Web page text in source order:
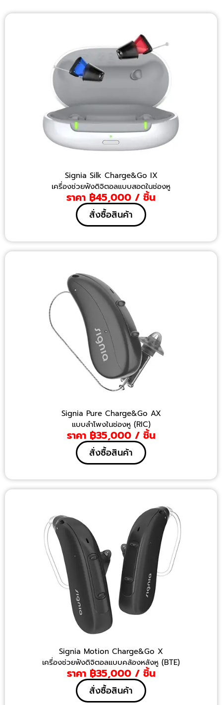
Signia Silk Charge&Go IX
เครื่องช่วยฟังดิจิตอลแบบสอดในช่องหู
ราคา ฿45,000 / ชิ้น
สั่งซื้อสินค้า
Signia Pure Charge&Go AX
แบบลำโพงในช่องหู (RIC)
ราคา ฿35,000 / ชิ้น
สั่งซื้อสินค้า
Signia Motion Charge&Go X
เครื่องช่วยฟังดิจิตอลแบบคล้องหลังหู (BTE)
ราคา ฿35,000 / ชิ้น
สั่งซื้อสินค้า